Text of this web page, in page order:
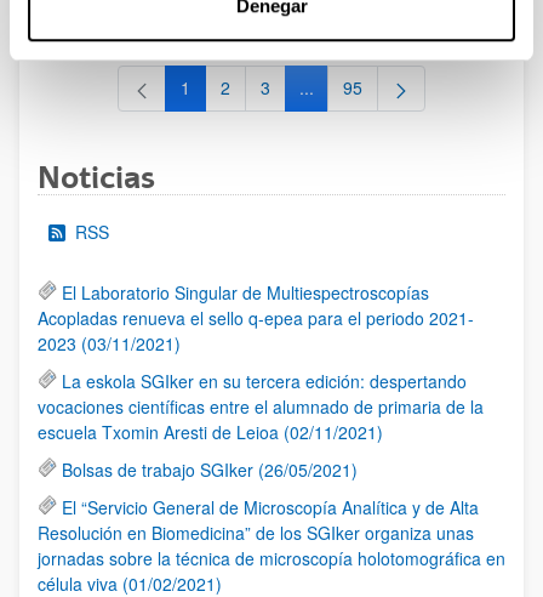
Denegar
al 30/07/2026 (ambos incluídos)
Página
1 Página
2 Página
3 ...Páginas intermedias Use TAB
Página
95
Noticias
RSS
El Laboratorio Singular de Multiespectroscopías
Acopladas renueva el sello q-epea para el periodo 2021-
2023 (03/11/2021)
La eskola SGIker en su tercera edición: despertando
vocaciones científicas entre el alumnado de primaria de la
escuela Txomin Aresti de Leioa (02/11/2021)
Bolsas de trabajo SGIker (26/05/2021)
El “Servicio General de Microscopía Analítica y de Alta
Resolución en Biomedicina” de los SGIker organiza unas
jornadas sobre la técnica de microscopía holotomográfica en
célula viva (01/02/2021)